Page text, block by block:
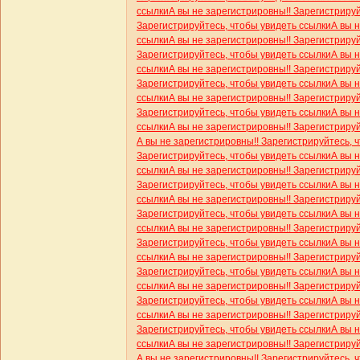
ссылкиА вы не зарегистрировны!!
Зарегистрируйтесь, чтобы увидеть ссылкиА вы
ссылкиА вы не зарегистрировны!!
Зарегистрируйтесь, чтобы увидеть ссылкиА вы
ссылкиА вы не зарегистрировны!!
Зарегистрируйтесь, чтобы увидеть ссылкиА вы
ссылкиА вы не зарегистрировны!!
Зарегистрируйтесь, чтобы увидеть ссылкиА вы
ссылкиА вы не зарегистрировны!!
А вы не зарегистрировны!! Зарегистрируйтесь,
Зарегистрируйтесь, чтобы увидеть ссылкиА вы
ссылкиА вы не зарегистрировны!!
Зарегистрируйтесь, чтобы увидеть ссылкиА вы
ссылкиА вы не зарегистрировны!!
Зарегистрируйтесь, чтобы увидеть ссылкиА вы
ссылкиА вы не зарегистрировны!!
Зарегистрируйтесь, чтобы увидеть ссылкиА вы
ссылкиА вы не зарегистрировны!!
Зарегистрируйтесь, чтобы увидеть ссылкиА вы
ссылкиА вы не зарегистрировны!!
Зарегистрируйтесь, чтобы увидеть ссылкиА вы
ссылкиА вы не зарегистрировны!!
Зарегистрируйтесь, чтобы увидеть ссылкиА вы
ссылкиА вы не зарегистрировны!!